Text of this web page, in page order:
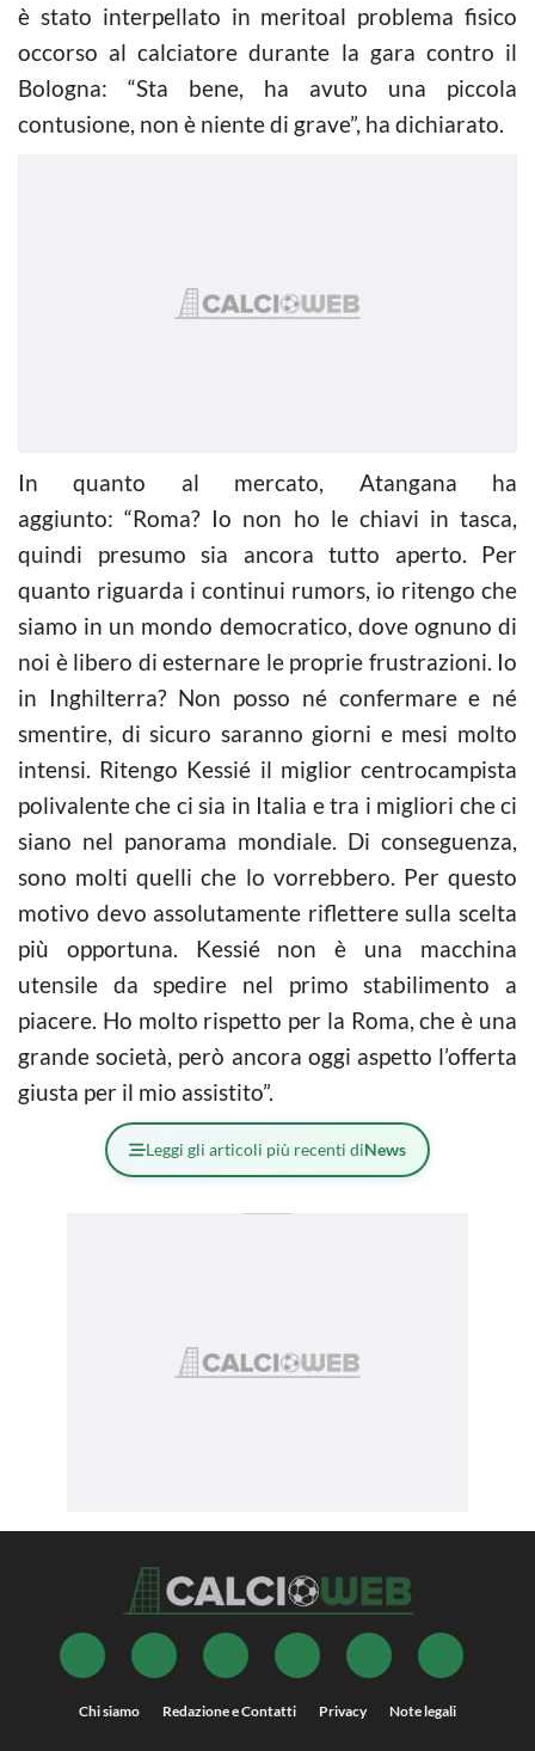
è stato interpellato in meritoal problema fisico
occorso al calciatore durante la gara contro il
Bologna: “Sta bene, ha avuto una piccola
contusione, non è niente di grave”, ha dichiarato.
In quanto al mercato, Atangana ha
aggiunto: “Roma? Io non ho le chiavi in tasca,
quindi presumo sia ancora tutto aperto. Per
quanto riguarda i continui rumors, io ritengo che
siamo in un mondo democratico, dove ognuno di
noi è libero di esternare le proprie frustrazioni. Io
in Inghilterra? Non posso né confermare e né
smentire, di sicuro saranno giorni e mesi molto
intensi. Ritengo Kessié il miglior centrocampista
polivalente che ci sia in Italia e tra i migliori che ci
siano nel panorama mondiale. Di conseguenza,
sono molti quelli che lo vorrebbero. Per questo
motivo devo assolutamente riflettere sulla scelta
più opportuna. Kessié non è una macchina
utensile da spedire nel primo stabilimento a
piacere. Ho molto rispetto per la Roma, che è una
grande società, però ancora oggi aspetto l’offerta
giusta per il mio assistito”.
Leggi gli articoli più recenti diNews
Chi siamo Redazione e Contatti Privacy Note legali